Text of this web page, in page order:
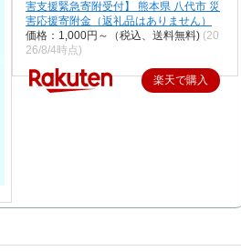
害支援緊急寄附受付】 熊本県 八代市 災
害応援寄附金（返礼品はありません）
価格：1,000円～（税込、送料無料) (20
26/8/4時点)
楽天で購入